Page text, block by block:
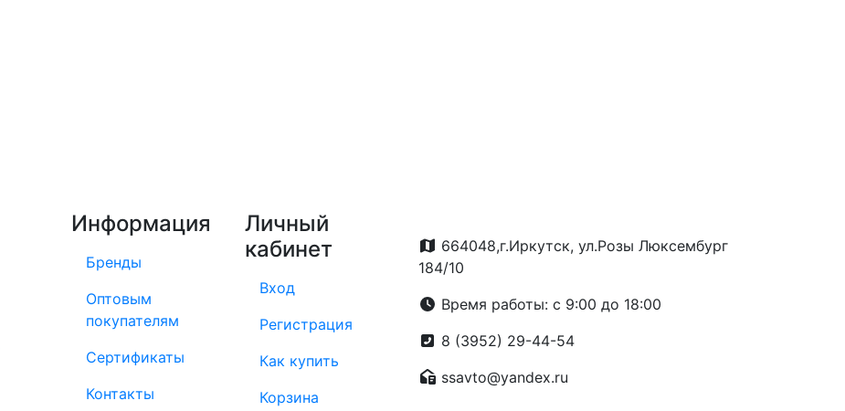
Информация
Бренды
Оптовым
покупателям
Сертификаты
Контакты
Личный
кабинет
Вход
Регистрация
Как купить
Корзина
664048,г.Иркутск, ул.Розы Люксембург
184/10
Время работы: с 9:00 до 18:00
8 (3952) 29-44-54
ssavto@yandex.ru